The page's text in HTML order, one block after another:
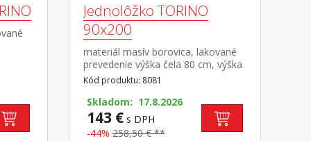
Jednolôžko TORINO
90x200
materiál masív borovica, lakované
prevedenie výška čela 80 cm, výška
sedu 38 cm, cena bez roštu a
matraca minimálna odporúčaná
výška matraca 15 cm odporúčaný
rozmer matraca 90 × 200 cm a rošt
R1 odporúčaná nosnosť do 120 kg
Kód produktu: 8081
Skladom: 17.8.2026
143 €s DPH
-44% 258,50 € **